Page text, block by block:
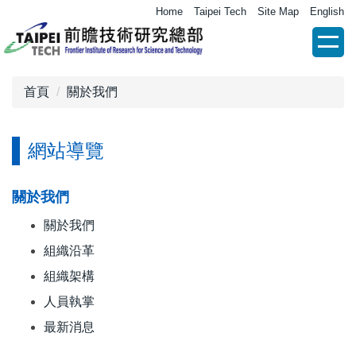
到
主
Home Taipei Tech Site Map English
首頁 關於我們
網站導覽
關於我們
關於我們
組織沿革
組織架構
人員執掌
最新消息